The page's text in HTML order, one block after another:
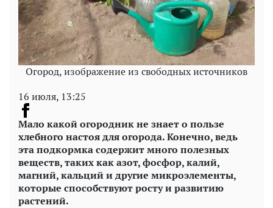
Огород, изображение из свободных источников
16 июля, 13:25
Мало какой огородник не знает о пользе
хлебного настоя для огорода. Конечно, ведь
эта подкормка содержит много полезных
веществ, таких как азот, фосфор, калий,
магний, кальций и другие микроэлементы,
которые способствуют росту и развитию
растений.